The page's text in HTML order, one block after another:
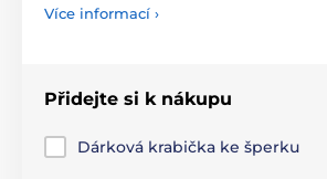
Více informací ›
Přidejte si k nákupu
Dárková krabička ke šperku